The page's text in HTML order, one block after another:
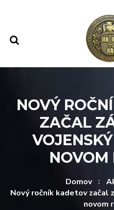
NOVÝ
ZAČAL
NOVOM
Domov
Nový ročník kadetov začal
novom